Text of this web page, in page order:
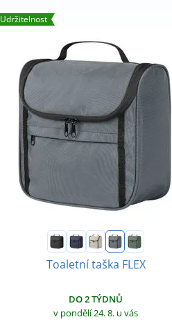
Udržitelnost
Toaletní taška FLEX
DO 2 TÝDNŮ
v pondělí 24. 8. u vás